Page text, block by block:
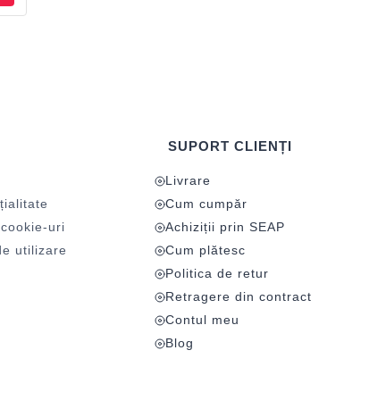
uri
utilizare
SUPORT CLIENȚI
Livrare
Cum cumpăr
Achiziții prin SEAP
Cum plătesc
Politica de retur
Retragere din contract
Contul meu
Blog